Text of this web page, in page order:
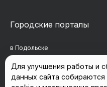
Городские порталы
в Подольске
в Мытищах
в Реутове
Для улучшения работы и
данных сайта